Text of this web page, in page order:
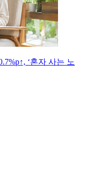
‘혼자 사는 노